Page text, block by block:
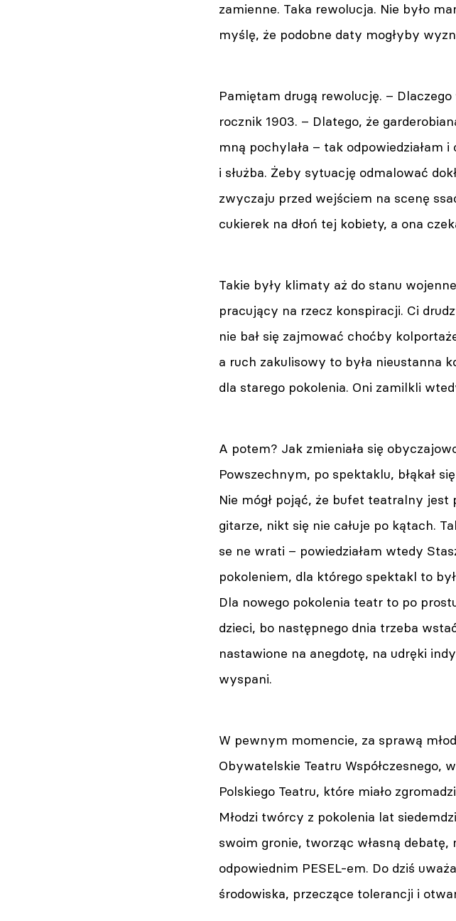
zamienne. Taka rewolucja. Nie było
myślę, że podobne daty mogłyby
Pamiętam drugą rewolucję. –
rocznik 1903. – Dlatego, że
mną pochylała – tak odpowiedziałam
i służba. Żeby sytuację odmalować
zwyczaju przed wejściem na scenę
cukierek na dłoń tej kobiety, a ona
Takie były klimaty aż do stanu
pracujący na rzecz konspiracji. Ci
nie bał się zajmować choćby
a ruch zakulisowy to była nieustanna
dla starego pokolenia. Oni zamilkli
A potem? Jak zmieniała się
Powszechnym, po spektaklu, błąkał
Nie mógł pojąć, że bufet teatralny
gitarze, nikt się nie całuje po kątach.
se ne wrati – powiedziałam wtedy
pokoleniem, dla którego spektakl to
Dla nowego pokolenia teatr to po
dzieci, bo następnego dnia trzeba
nastawione na anegdotę, na udręki
wyspani.
W pewnym momencie, za sprawą
Obywatelskie Teatru
Polskiego Teatru, które miało
Młodzi twórcy z pokolenia lat
swoim gronie, tworząc własną
odpowiednim PESEL-em. Do dziś
środowiska, przeczące tolerancji i